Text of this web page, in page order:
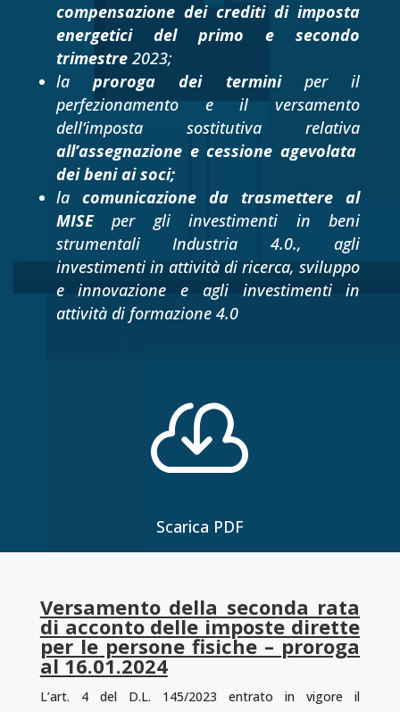
compensazione dei crediti di imposta
energetici del primo e secondo
trimestre2023;
laproroga dei termini per il
perfezionamento e il versamento
dell’imposta sostitutiva relativa
all’assegnazione e cessione agevolata
dei beni ai soci;
la comunicazione da trasmettere al
MISEper gli investimenti in beni
strumentali Industria 4.0., agli
investimenti in attività di ricerca, sviluppo
e innovazione e agli investimenti in
attività di formazione 4.0

Scarica PDF
Versamento della seconda rata
di acconto delle imposte dirette
per le persone fisiche – proroga
al 16.01.2024
L’art. 4 del D.L. 145/2023 entrato in vigore il